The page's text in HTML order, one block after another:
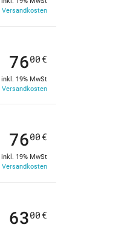
Versandkosten
7600 €
inkl. 19% MwSt
Versandkosten
7600 €
inkl. 19% MwSt
Versandkosten
6300 €